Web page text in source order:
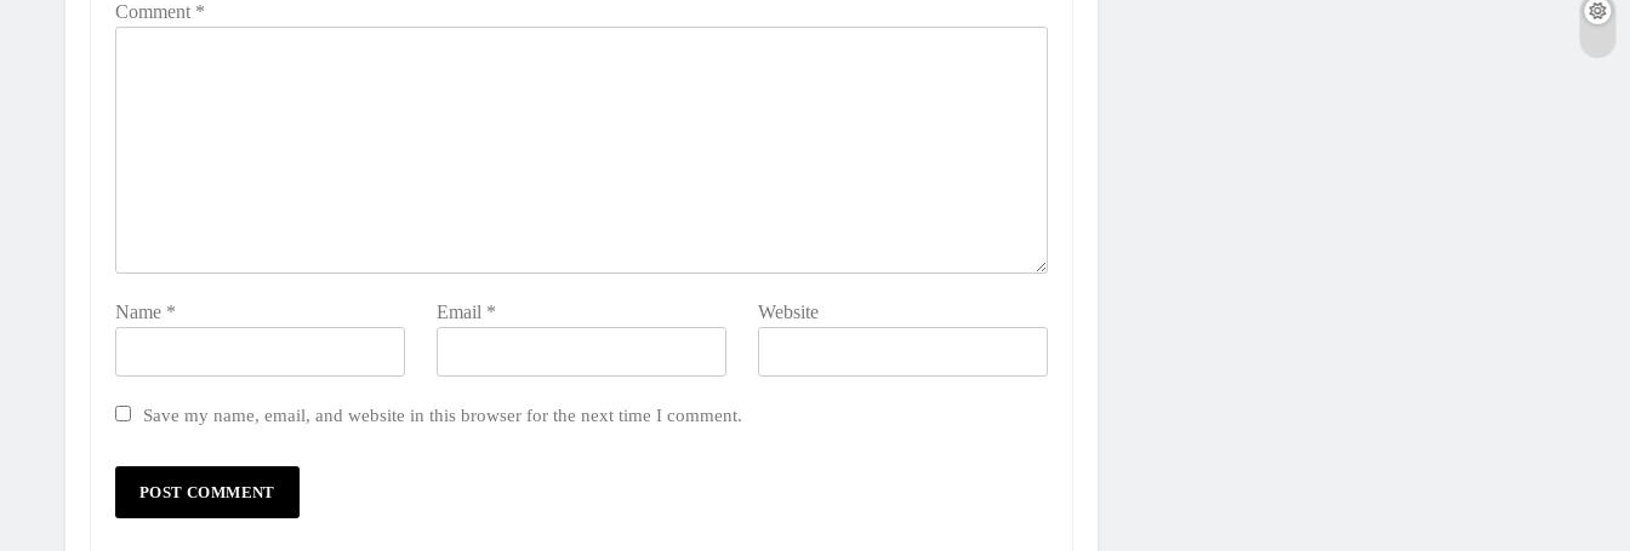
Comment *
Name * Email * Website
Save my name, email, and website in this browser for the next time I comment.